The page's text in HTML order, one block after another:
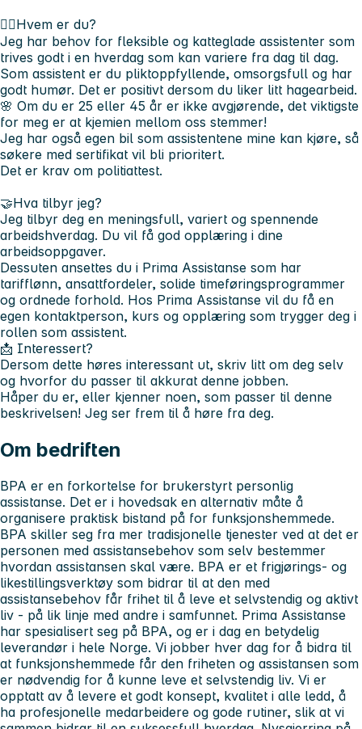
🙋‍♀️Hvem er du?
Jeg har behov for fleksible og katteglade assistenter som
trives godt i en hverdag som kan variere fra dag til dag.
Som assistent er du pliktoppfyllende, omsorgsfull og har
godt humør. Det er positivt dersom du liker litt hagearbeid.
🌸 Om du er 25 eller 45 år er ikke avgjørende, det viktigste
for meg er at kjemien mellom oss stemmer!
Jeg har også egen bil som assistentene mine kan kjøre, så
søkere med sertifikat vil bli prioritert.
Det er krav om politiattest.
🤝Hva tilbyr jeg?
Jeg tilbyr deg en meningsfull, variert og spennende
arbeidshverdag. Du vil få god opplæring i dine
arbeidsoppgaver.
Dessuten ansettes du i Prima Assistanse som har
tarifflønn, ansattfordeler, solide timeføringsprogrammer
og ordnede forhold. Hos Prima Assistanse vil du få en
egen kontaktperson, kurs og opplæring som trygger deg i
rollen som assistent.
📩 Interessert?
Dersom dette høres interessant ut, skriv litt om deg selv
og hvorfor du passer til akkurat denne jobben.
Håper du er, eller kjenner noen, som passer til denne
beskrivelsen! Jeg ser frem til å høre fra deg.
Om bedriften
BPA er en forkortelse for brukerstyrt personlig
assistanse. Det er i hovedsak en alternativ måte å
organisere praktisk bistand på for funksjonshemmede.
BPA skiller seg fra mer tradisjonelle tjenester ved at det er
personen med assistansebehov som selv bestemmer
hvordan assistansen skal være. BPA er et frigjørings- og
likestillingsverktøy som bidrar til at den med
assistansebehov får frihet til å leve et selvstendig og aktivt
liv - på lik linje med andre i samfunnet. Prima Assistanse
har spesialisert seg på BPA, og er i dag en betydelig
leverandør i hele Norge. Vi jobber hver dag for å bidra til
at funksjonshemmede får den friheten og assistansen som
er nødvendig for å kunne leve et selvstendig liv. Vi er
opptatt av å levere et godt konsept, kvalitet i alle ledd, å
ha profesjonelle medarbeidere og gode rutiner, slik at vi